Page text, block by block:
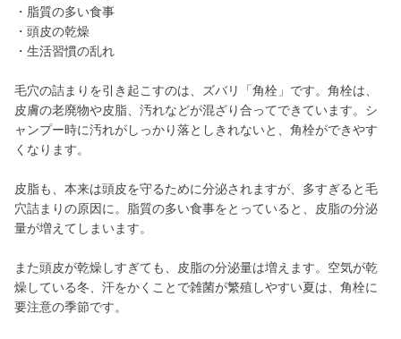
・脂質の多い食事
・頭皮の乾燥
・生活習慣の乱れ
毛穴の詰まりを引き起こすのは、ズバリ「角栓」です。角栓は、
皮膚の老廃物や皮脂、汚れなどが混ざり合ってできています。シ
ャンプー時に汚れがしっかり落としきれないと、角栓ができやす
くなります。
皮脂も、本来は頭皮を守るために分泌されますが、多すぎると毛
穴詰まりの原因に。脂質の多い食事をとっていると、皮脂の分泌
量が増えてしまいます。
また頭皮が乾燥しすぎても、皮脂の分泌量は増えます。空気が乾
燥している冬、汗をかくことで雑菌が繁殖しやすい夏は、角栓に
要注意の季節です。